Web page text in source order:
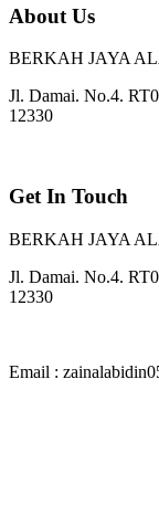
About Us
BERKAH JAYA
Jl. Damai. No.4.
12330
Get In Touch
BERKAH JAYA
Jl. Damai. No.4.
12330
Email :